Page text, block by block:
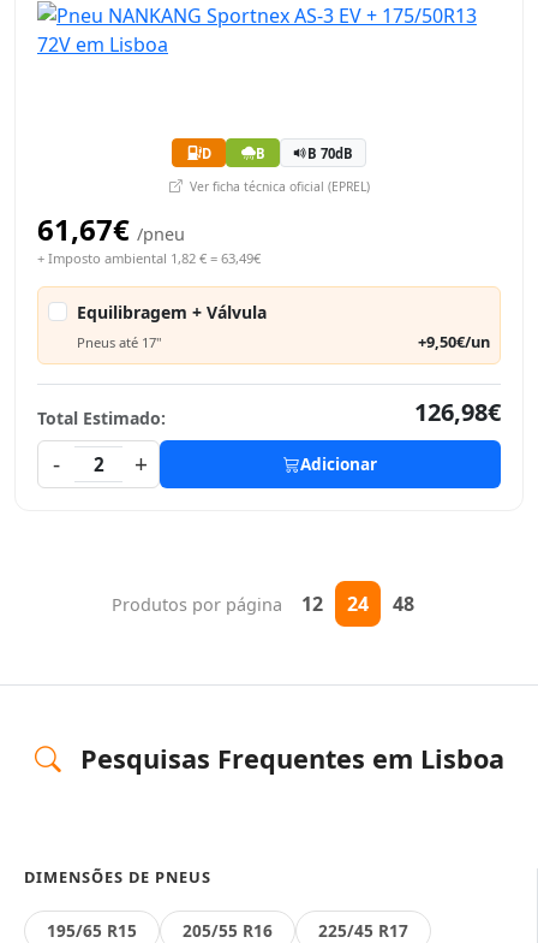
D B B 70dB
Ver ficha técnica oficial (EPREL)
61,67€ /pneu
+ Imposto ambiental 1,82 € = 63,49€
Equilibragem + Válvula
Pneus até 17" +9,50€/un
Total Estimado:
126,98€
-
2 + Adicionar
Produtos por página 12 24 48
Pesquisas Frequentes em Lisboa
DIMENSÕES DE PNEUS
195/65 R15 205/55 R16 225/45 R17